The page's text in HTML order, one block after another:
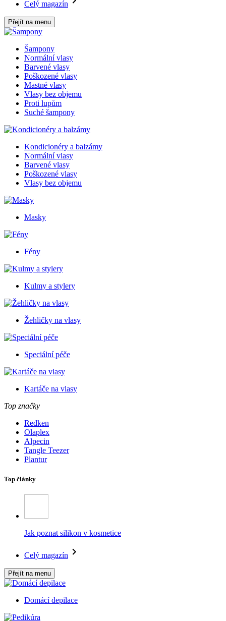
Celý magazín
Přejít na menu
Šampony
Normální vlasy
Barvené vlasy
Poškozené vlasy
Mastné vlasy
Vlasy bez objemu
Proti lupům
Suché šampony
Kondicionéry a balzámy
Normální vlasy
Barvené vlasy
Poškozené vlasy
Vlasy bez objemu
Masky
Fény
Kulmy a stylery
Žehličky na vlasy
Speciální péče
Kartáče na vlasy
Top značky
Redken
Olaplex
Alpecin
Tangle Teezer
Plantur
Top články
Jak poznat silikon v kosmetice
Celý magazín
Přejít na menu
Domácí depilace